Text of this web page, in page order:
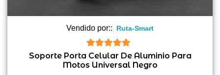
Vendido por:: Ruta-Smart
5 de 5
Soporte Porta Celular De Aluminio Para
Motos Universal Negro